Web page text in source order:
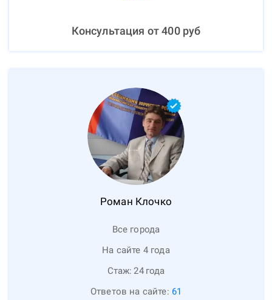
Консультация от400руб
Роман Клочко
Все города
На сайте 4 года
Стаж: 24 года
Ответов на сайте: 61